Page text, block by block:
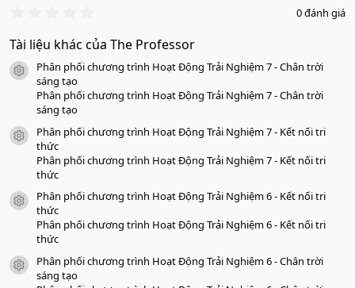
0
0
a
0 đánh giá
Tài liệu khác của The Professor
icon tài liệu
Phân phối chương trình Hoạt Động Trải Nghiệm 7 - Chân trời
sáng tạo
Phân phối chương trình Hoạt Động Trải Nghiệm 7 - Chân trời
sáng tạo
icon tài liệu
Phân phối chương trình Hoạt Động Trải Nghiệm 7 - Kết nối tri
thức
Phân phối chương trình Hoạt Động Trải Nghiệm 7 - Kết nối tri
thức
icon tài liệu
Phân phối chương trình Hoạt Động Trải Nghiệm 6 - Kết nối tri
thức
Phân phối chương trình Hoạt Động Trải Nghiệm 6 - Kết nối tri
thức
icon tài liệu
Phân phối chương trình Hoạt Động Trải Nghiệm 6 - Chân trời
sáng tạo